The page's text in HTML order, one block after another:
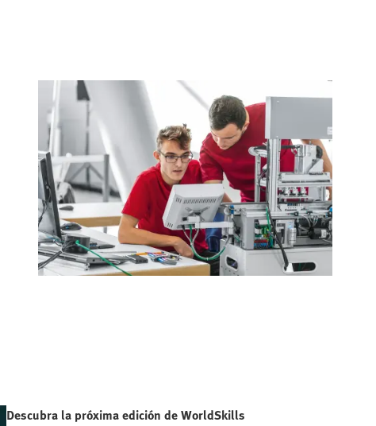
Descubra la próxima edición de WorldSkills